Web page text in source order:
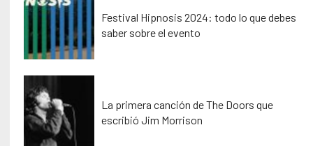
Festival Hipnosis 2024: todo lo que debes
saber sobre el evento
La primera canción de The Doors que
escribió Jim Morrison